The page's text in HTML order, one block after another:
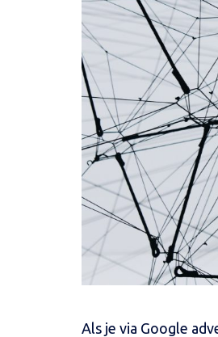
Als je via Google